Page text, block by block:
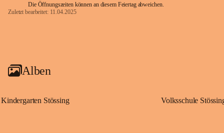
Die Öffnungszeiten können an diesem Feiertag abweichen.
Zuletzt bearbeitet: 11.04.2025
Alben
Kindergarten Stössing Volksschule